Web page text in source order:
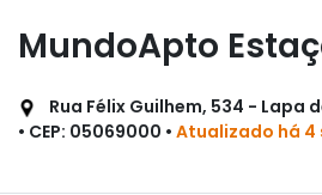
MundoApto
Rua Félix Guilhem, 534 - Lapa
• CEP: 05069000 • Atualizado há 4